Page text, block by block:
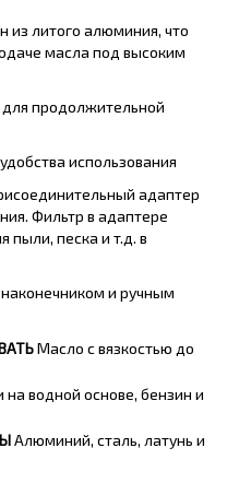
из литого алюминия, что
масла под высоким
продолжительной
использования
адаптер
Фильтр в адаптере
пыли, песка и т.д. в
и ручным
Масло с вязкостью до
водной основе, бензин и
Алюминий, сталь, латунь и